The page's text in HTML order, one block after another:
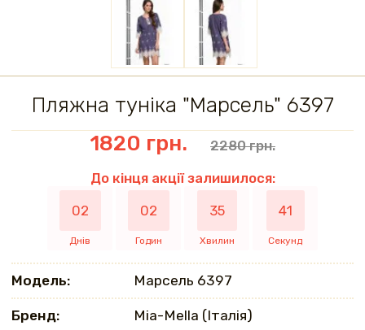
Пляжна туніка "Марсель" 6397
1820 грн.
2280 грн.
До кінця акції залишилося:
02
Днів
02
Годин
35
Хвилин
41
Секунд
Модель: Марсель 6397
Бренд: Mia-Mella (Італія)